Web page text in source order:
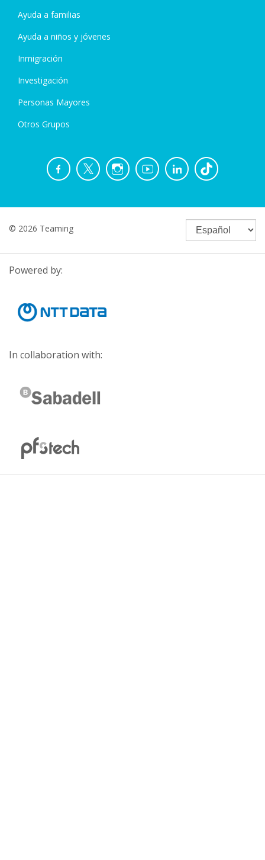
Ayuda a familias
Ayuda a niños y jóvenes
Inmigración
Investigación
Personas Mayores
Otros Grupos
© 2026 Teaming
Powered by:
In collaboration with: